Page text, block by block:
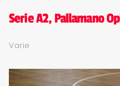
Serie A2, Pallamano
Varie